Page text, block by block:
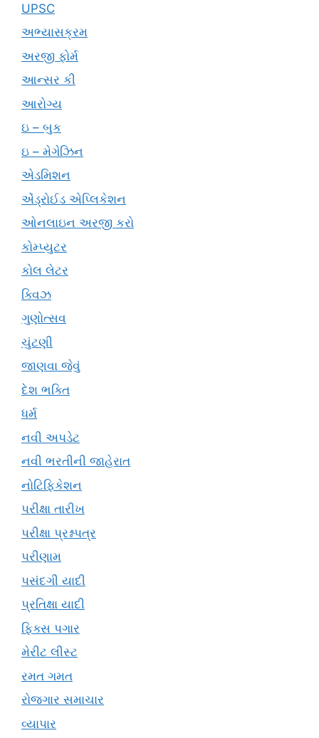
UPSC
અભ્યાસક્રમ
અરજી ફોર્મ
આન્સર કી
આરોગ્ય
ઇ – બુક
ઇ – મેગેઝિન
એડમિશન
એંડ્રોઈડ એપ્લિકેશન
ઓનલાઇન અરજી કરો
કોમ્પ્યુટર
કોલ લેટર
ક્વિઝ
ગુણોત્સવ
ચુંટણી
જાણવા જેવું
દેશ ભક્તિ
ધર્મ
નવી અપડેટ
નવી ભરતીની જાહેરાત
નોટિફિકેશન
પરીક્ષા તારીખ
પરીક્ષા પ્રશ્નપત્ર
પરીણામ
પસંદગી યાદી
પ્રતિક્ષા યાદી
ફિક્સ પગાર
મેરીટ લીસ્ટ
રમત ગમત
રોજગાર સમાચાર
વ્યાપાર